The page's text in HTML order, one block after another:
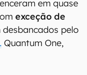
em quase
exceção de
pelo
Quantum One,